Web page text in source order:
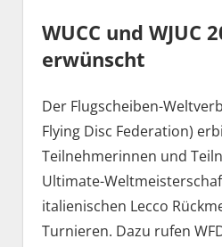
WUCC und WJUC
erwünscht
Der Flugscheiben-
Flying Disc Federation)
Teilnehmerinnen und
Ultimate-
italienischen Lecco
Turnieren. Dazu rufen